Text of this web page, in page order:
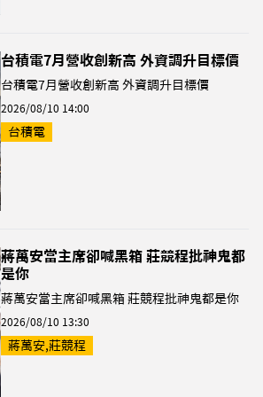
台積電7月營收創新高 外資調升目標價
台積電7月營收創新高 外資調升目標價
2026/08/10 14:00
台積電
蔣萬安當主席卻喊黑箱 莊競程批神鬼都
是你
蔣萬安當主席卻喊黑箱 莊競程批神鬼都是你
2026/08/10 13:30
蔣萬安,莊競程